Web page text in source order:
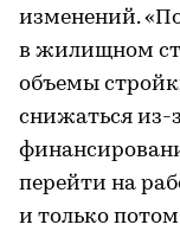
изменений.
в жилищном
объемы
снижаться из-
перейти на
и только